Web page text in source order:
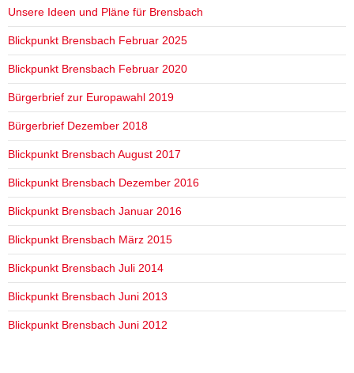
Unsere Ideen und Pläne für Brensbach
Blickpunkt Brensbach Februar 2025
Blickpunkt Brensbach Februar 2020
Bürgerbrief zur Europawahl 2019
Bürgerbrief Dezember 2018
Blickpunkt Brensbach August 2017
Blickpunkt Brensbach Dezember 2016
Blickpunkt Brensbach Januar 2016
Blickpunkt Brensbach März 2015
Blickpunkt Brensbach Juli 2014
Blickpunkt Brensbach Juni 2013
Blickpunkt Brensbach Juni 2012